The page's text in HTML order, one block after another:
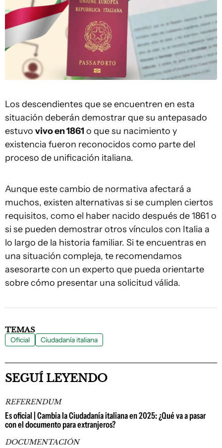
Los descendientes que se encuentren en esta
situación deberán demostrar que su antepasado
estuvo vivo en 1861 o que su nacimiento y
existencia fueron reconocidos como parte del
proceso de unificación italiana.
Aunque este cambio de normativa afectará a
muchos, existen alternativas si se cumplen ciertos
requisitos, como el haber nacido después de 1861 o
si se pueden demostrar otros vínculos con Italia a
lo largo de la historia familiar. Si te encuentras en
una situación compleja, te recomendamos
asesorarte con un experto que pueda orientarte
sobre cómo presentar una solicitud válida.
TEMAS
Oficial Ciudadanía italiana
SEGUÍ LEYENDO
REFERENDUM
Es oficial | Cambia la Ciudadanía italiana en 2025: ¿Qué va a pasar
con el documento para extranjeros?
DOCUMENTACIÓN